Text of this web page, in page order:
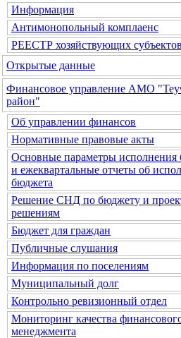
Информация
Антимонопольный комплаенс
РЕЕСТР хозяйствующих субъектов
Открытые данные
Финансовое управление АМО
район"
Об управлении финансов
Нормативные правовые акты
Основные параметры исполнения
и ежеквартальные отчеты об
бюджета
Решение СНД по бюджету и
решениям
Бюджет для граждан
Публичные слушания
Информация по поселениям
Муниципальный долг
Контрольно ревизионный отдел
Мониторинг качества
менеджмента